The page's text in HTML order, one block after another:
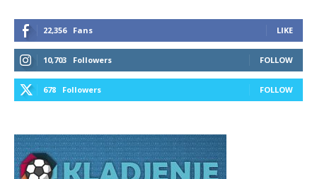
22,356 Fans LIKE
10,703 Followers FOLLOW
678 Followers FOLLOW